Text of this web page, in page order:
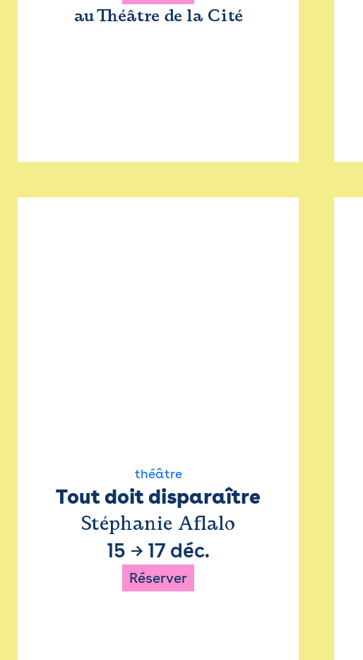
au Théâtre de la Cité
théâtre
Tout doit disparaître
Stéphanie Aflalo
15 → 17 déc.
Réserver